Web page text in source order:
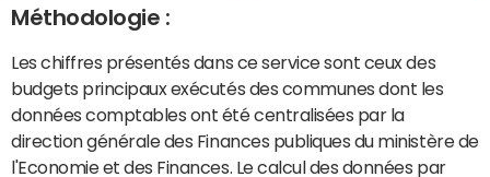
Méthodologie :
Les chiffres présentés dans ce service sont ceux des
budgets principaux exécutés des communes dont les
données comptables ont été centralisées par la
direction générale des Finances publiques du ministère de
l'Economie et des Finances. Le calcul des données par